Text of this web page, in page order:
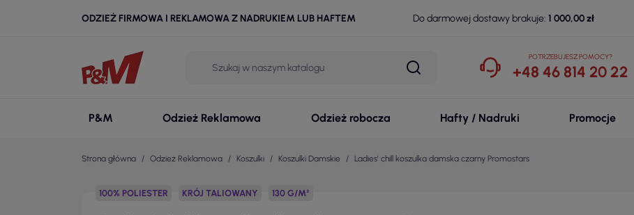
ODZIEŻ FIRMOWA I REKLAMOWA Z NADRUKIEM LUB HAFTEM Do darmowej dostawy brakuje: 1 000,00 zł
POTRZEBUJESZ POMOCY?
+48 46 814 20 22
P&M Odzież Reklamowa Odzież robocza Hafty / Nadruki Promocje
Strona główna Odzież Reklamowa Koszulki Koszulki Damskie Ladies' chill koszulka damska czarny Promostars
100% POLIESTER KRÓJ TALIOWANY 130 G/M²